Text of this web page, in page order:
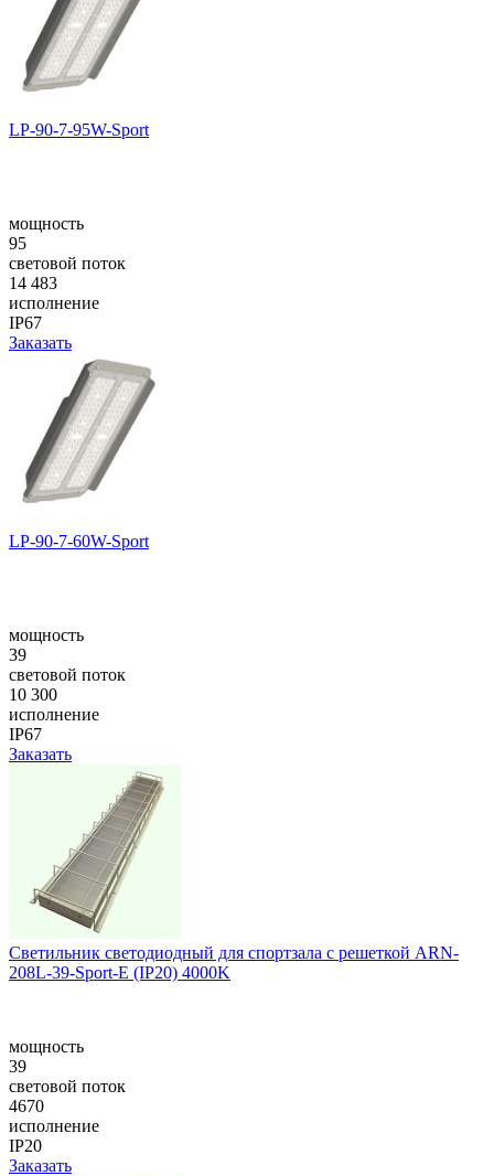
LP-90-7-95W-Sport
мощность
95
световой поток
14 483
исполнение
IP67
Заказать
LP-90-7-60W-Sport
мощность
39
световой поток
10 300
исполнение
IP67
Заказать
Светильник светодиодный для спортзала с решеткой ARN-
208L-39-Sport-E (IP20) 4000K
мощность
39
световой поток
4670
исполнение
IP20
Заказать